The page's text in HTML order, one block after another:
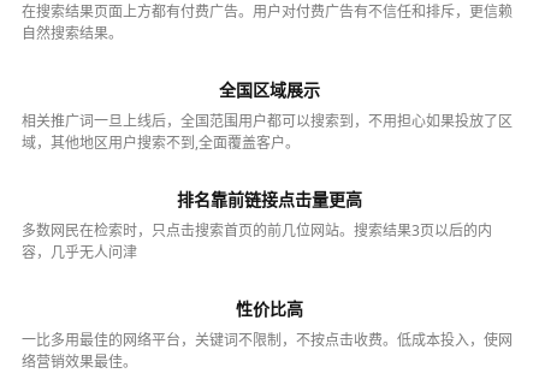
在搜索结果页面上方都有付费广告。用户对付费广告有不信任和排斥，更信赖
自然搜索结果。
全国区域展示
相关推广词一旦上线后，全国范围用户都可以搜索到，不用担心如果投放了区
域，其他地区用户搜索不到,全面覆盖客户。
排名靠前链接点击量更高
多数网民在检索时，只点击搜索首页的前几位网站。搜索结果3页以后的内
容，几乎无人问津
性价比高
一比多用最佳的网络平台，关键词不限制，不按点击收费。低成本投入，使网
络营销效果最佳。